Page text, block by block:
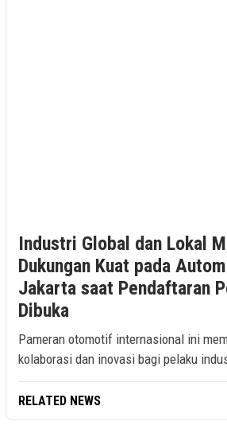
Industri Global dan Lokal
Dukungan Kuat pada
Jakarta saat Pendaftaran
Dibuka
Pameran otomotif internasional ini
kolaborasi dan inovasi bagi pelaku
RELATED NEWS